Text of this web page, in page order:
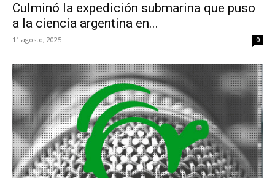
Culminó la expedición submarina que puso
a la ciencia argentina en...
11 agosto, 2025 0